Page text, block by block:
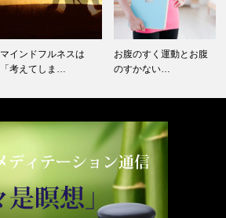
マインドフルネスは
「考えてしま…
お腹のすく運動とお腹
のすかない…